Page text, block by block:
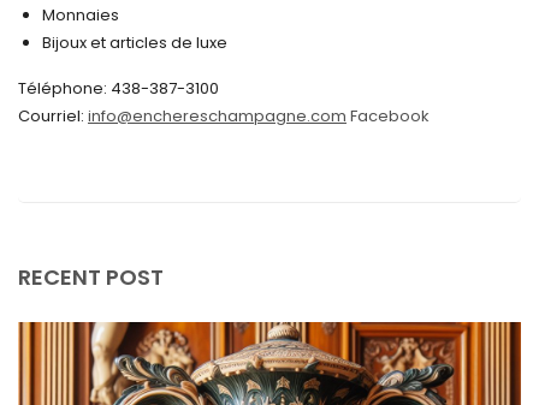
mai 2024
avril 2024
octobre 2023
septembre 2023
Monnaies
Bijoux et articles de luxe
Téléphone: 438-387-3100
Courriel: info@enchereschampagne.com Facebook
RECENT POST